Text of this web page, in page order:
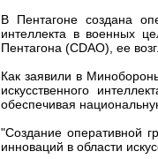
В Пентагоне создана
интеллекта в военных
Пентагона (CDAO), ее
Как заявили в
искусственного
обеспечивая
"Создание оперативной
инноваций в области